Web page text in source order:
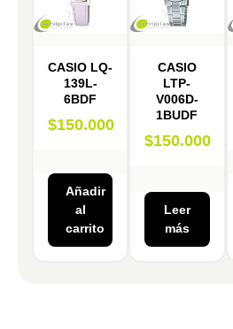
CASIO LQ-
139L-
6BDF
$150.000
Añadir
al
carrito
CASIO
LTP-
V006D-
1BUDF
$150.000
Leer
más